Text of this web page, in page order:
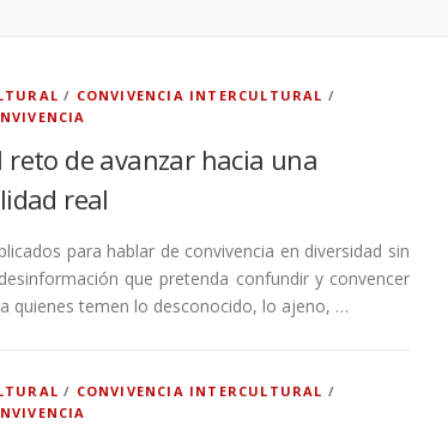
/ CONVIVENCIA INTERCULTURAL /
reto de avanzar hacia una
real
para hablar de convivencia en diversidad sin
que pretenda confundir y convencer
quienes temen lo desconocido, lo ajeno, …
/ CONVIVENCIA INTERCULTURAL /